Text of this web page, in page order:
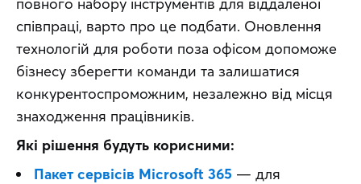
співпраці, варто про це подбати. Оновлення
технологій для роботи поза офісом допоможе
бізнесу зберегти команди та залишатися
конкурентоспроможним, незалежно від місця
знаходження працівників.
Які рішення будуть корисними:
Пакет сервісів Microsoft 365 — для